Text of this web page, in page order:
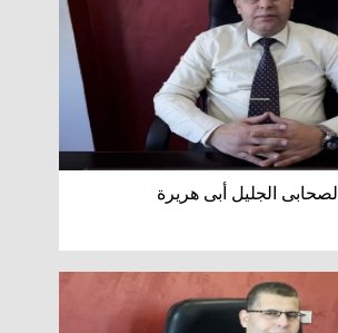
الصحابى الجليل أبى هريرة